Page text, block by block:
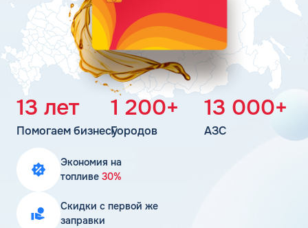
Получить консультацию
13 лет
Помогаем бизнесу
1 200+
Городов
13 000+
АЗС
Экономия на
топливе 30%
Скидки с первой же
заправки